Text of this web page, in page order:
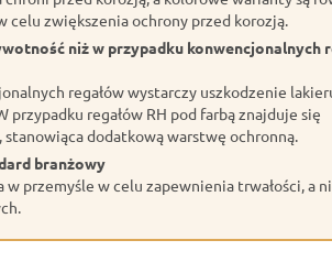
celu zwiększenia ochrony przed korozją.
niż w przypadku konwencjonalnych
regałów wystarczy uszkodzenie
przypadku regałów RH pod farbą znajduje się
stanowiąca dodatkową warstwę ochronną.
branżowy
w przemyśle w celu zapewnienia trwałości, a